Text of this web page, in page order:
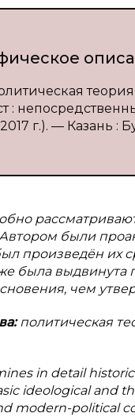
:
г.). — Казань :
были
произведён их
была
чем
политическая
in detail
ideological and
modern-political